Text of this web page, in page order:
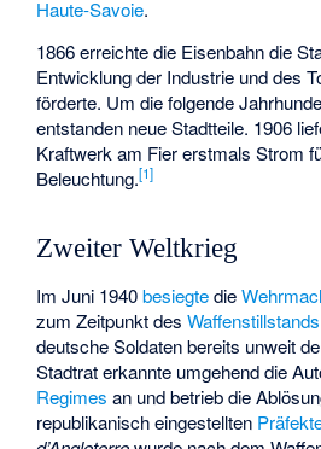
Haute-Savoie.
1866 erreichte die Eisenbahn die
Entwicklung der Industrie und des
förderte. Um die folgende
entstanden neue Stadtteile. 1906
Kraftwerk am Fier erstmals Strom
Beleuchtung.[1]
Zweiter Weltkrieg
Im Juni 1940besiegtedie
zum Zeitpunkt desWaffenstillstands
deutsche Soldaten bereits unweit
Stadtrat erkannte umgehend die
Regimes an und betrieb die
republikanisch eingestellten